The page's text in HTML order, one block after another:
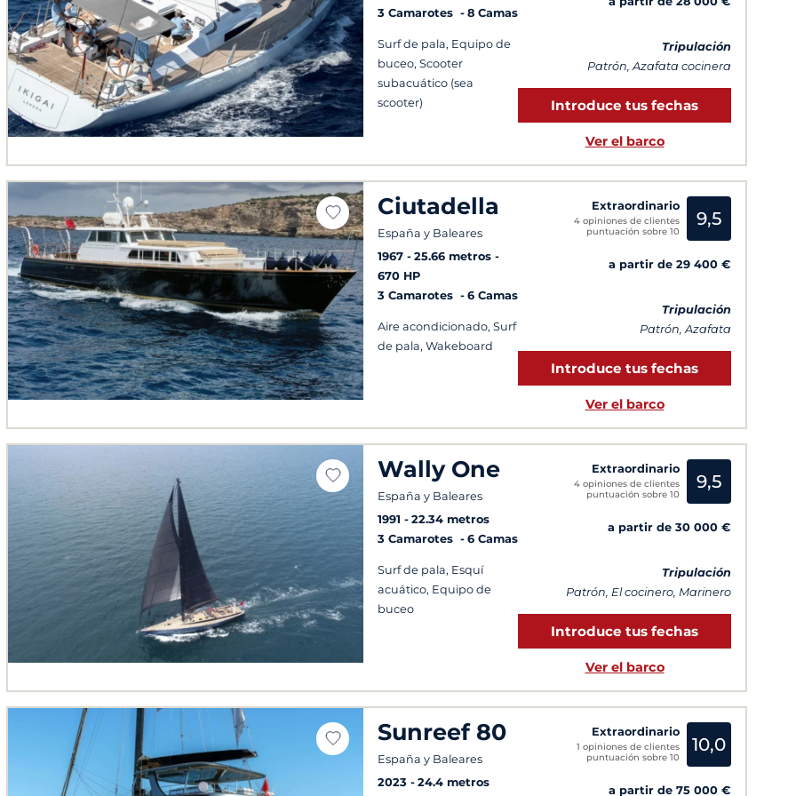
3 Camarotes
8 Camas
Surf de pala, Equipo de
buceo, Scooter
subacuático (sea
scooter)
Tripulación
Patrón, Azafata cocinera
Introduce tus fechas
Ver el barco
Ciutadella
España y Baleares
1967
25.66 metros
670 HP
3 Camarotes
6 Camas
Aire acondicionado, Surf
de pala, Wakeboard
Extraordinario
4 opiniones de clientes
puntuación sobre 10
9,5
a partir de 29 400 €
Tripulación
Patrón, Azafata
Introduce tus fechas
Ver el barco
Wally One
España y Baleares
1991
22.34 metros
3 Camarotes
6 Camas
Surf de pala, Esquí
acuático, Equipo de
buceo
Extraordinario
4 opiniones de clientes
puntuación sobre 10
9,5
a partir de 30 000 €
Tripulación
Patrón, El cocinero, Marinero
Introduce tus fechas
Ver el barco
Sunreef 80
España y Baleares
2023
24.4 metros
Extraordinario
1 opiniones de clientes
puntuación sobre 10
10,0
a partir de 75 000 €